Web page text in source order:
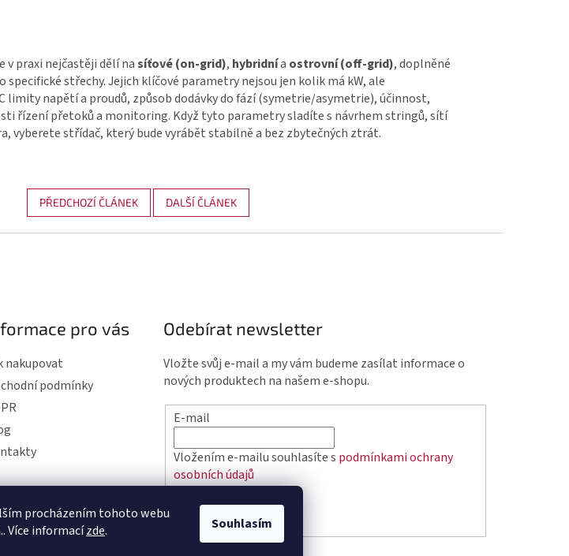
procházením tohoto webu
Více informacízde. Souhlasím
v praxi nejčastěji dělí nasíťové (on-grid), hybridnía ostrovní (off-grid), doplněné
specifické střechy. Jejich klíčové parametry nejsou jen kolik má kW, ale
limity napětí a proudů, způsob dodávky do fází (symetrie/asymetrie), účinnost,
řízení přetoků a monitoring. Když tyto parametry sladíte s návrhem stringů, sítí
vyberete střídač, který bude vyrábět stabilně a bez zbytečných ztrát.
PŘEDCHOZÍ ČLÁNEK DALŠÍ ČLÁNEK
pro vás
nakupovat
podmínky
Odebírat newsletter
Vložte svůj e-mail a my vám budeme zasílat informace o
nových produktech na našem e-shopu.
E-mail
Vložením e-mailu souhlasíte s podmínkami ochrany
osobních údajů